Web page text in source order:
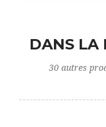
DANS LA
30 autres